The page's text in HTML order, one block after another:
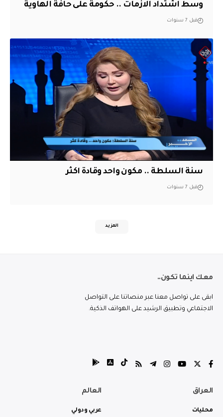
وسط اشتداد الازمات .. حكومة على حافة الهاوية
قبل 7 سنوات
سنة السلطة .. مكون واحد وقادة اكثر
قبل 7 سنوات
المزيد
معك اينما تكون..
ابقى على تواصل معنا عبر منصاتنا على التواصل
الاجتماعي وتطبيق الرشيد على الهواتف الذكية.
العراق
محليات
العالم
عربي ودولي